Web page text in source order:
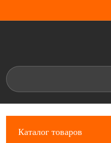
Каталог товаров